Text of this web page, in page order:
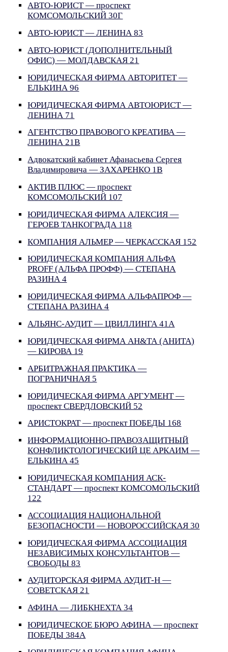
АВТО-ЮРИСТ — проспект
КОМСОМОЛЬСКИЙ 30Г
АВТО-ЮРИСТ — ЛЕНИНА 83
АВТО-ЮРИСТ (ДОПОЛНИТЕЛЬНЫЙ
ОФИС) — МОЛДАВСКАЯ 21
ЮРИДИЧЕСКАЯ ФИРМА АВТОРИТЕТ —
ЕЛЬКИНА 96
ЮРИДИЧЕСКАЯ ФИРМА АВТОЮРИСТ —
ЛЕНИНА 71
АГЕНТСТВО ПРАВОВОГО КРЕАТИВА —
ЛЕНИНА 21В
Адвокатский кабинет Афанасьева Сергея
Владимировича — ЗАХАРЕНКО 1В
АКТИВ ПЛЮС — проспект
КОМСОМОЛЬСКИЙ 107
ЮРИДИЧЕСКАЯ ФИРМА АЛЕКСИЯ —
ГЕРОЕВ ТАНКОГРАДА 118
КОМПАНИЯ АЛЬМЕР — ЧЕРКАССКАЯ 152
ЮРИДИЧЕСКАЯ КОМПАНИЯ АЛЬФА
PROFF (АЛЬФА ПРОФФ) — СТЕПАНА
РАЗИНА 4
ЮРИДИЧЕСКАЯ ФИРМА АЛЬФАПРОФ —
СТЕПАНА РАЗИНА 4
АЛЬЯНС-АУДИТ — ЦВИЛЛИНГА 41А
ЮРИДИЧЕСКАЯ ФИРМА АН&ТА (АНИТА)
— КИРОВА 19
АРБИТРАЖНАЯ ПРАКТИКА —
ПОГРАНИЧНАЯ 5
ЮРИДИЧЕСКАЯ ФИРМА АРГУМЕНТ —
проспект СВЕРДЛОВСКИЙ 52
АРИСТОКРАТ — проспект ПОБЕДЫ 168
ИНФОРМАЦИОННО-ПРАВОЗАЩИТНЫЙ
КОНФЛИКТОЛОГИЧЕСКИЙ ЦЕ АРКАИМ —
ЕЛЬКИНА 45
ЮРИДИЧЕСКАЯ КОМПАНИЯ АСК-
СТАНДАРТ — проспект КОМСОМОЛЬСКИЙ
122
АССОЦИАЦИЯ НАЦИОНАЛЬНОЙ
БЕЗОПАСНОСТИ — НОВОРОССИЙСКАЯ 30
ЮРИДИЧЕСКАЯ ФИРМА АССОЦИАЦИЯ
НЕЗАВИСИМЫХ КОНСУЛЬТАНТОВ —
СВОБОДЫ 83
АУДИТОРСКАЯ ФИРМА АУДИТ-Н —
СОВЕТСКАЯ 21
АФИНА — ЛИБКНЕХТА 34
ЮРИДИЧЕСКОЕ БЮРО АФИНА — проспект
ПОБЕДЫ 384А